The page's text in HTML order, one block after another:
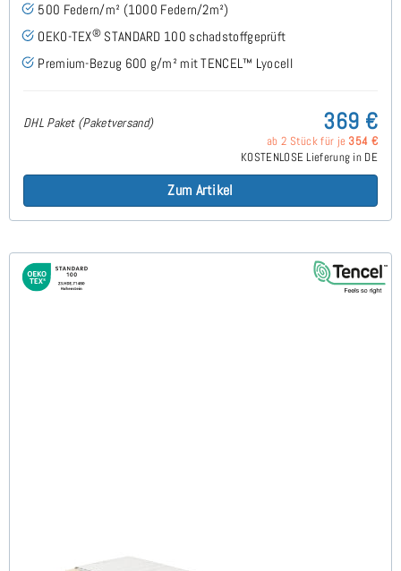
500 Federn/m² (1000 Federn/2m²)
OEKO-TEX® STANDARD 100 schadstoffgeprüft
Premium-Bezug 600 g/m² mit TENCEL™ Lyocell
DHL Paket (Paketversand) 369 €
ab 2 Stück für je 354 €
KOSTENLOSE Lieferung in DE
Zum Artikel